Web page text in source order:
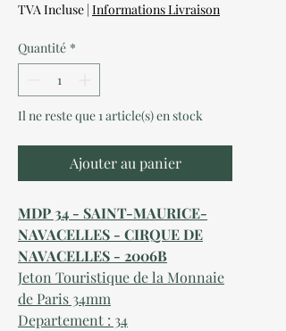
TVA Incluse | Informations Livraison
Quantité *
Il ne reste que 1 article(s) en stock
Ajouter au panier
MDP 34 - SAINT-MAURICE-
NAVACELLES - CIRQUE DE
NAVACELLES - 2006B
Jeton Touristique de la Monnaie
de Paris 34mm
Departement : 34